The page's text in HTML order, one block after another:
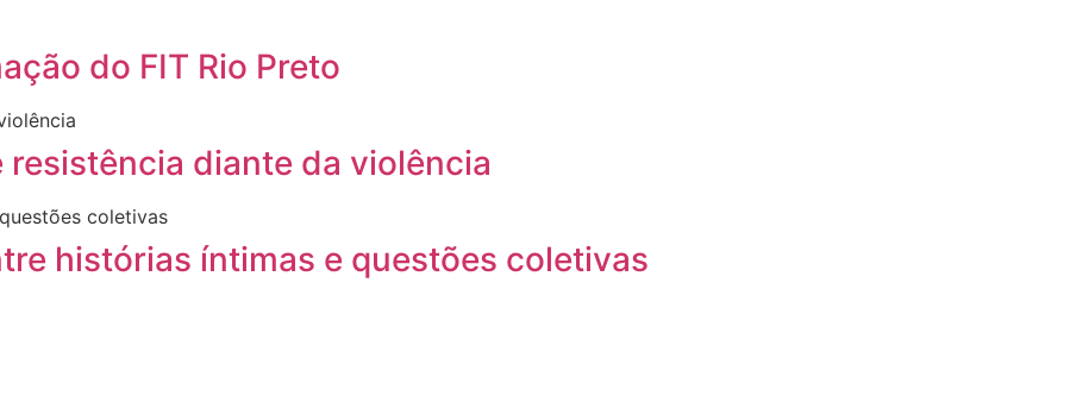
do FIT Rio Preto
resistência diante da violência
histórias íntimas e questões coletivas